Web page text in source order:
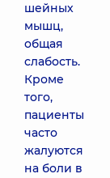
шейных
мышц,
общая
слабость.
Кроме
того,
пациенты
часто
жалуются
на боли в